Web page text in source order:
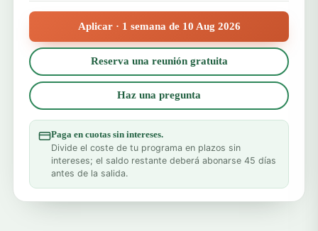
Aplicar · 1 semana de 10 Aug 2026
Reserva una reunión gratuita
Haz una pregunta
Paga en cuotas sin intereses.
Divide el coste de tu programa en plazos sin
intereses; el saldo restante deberá abonarse 45 días
antes de la salida.